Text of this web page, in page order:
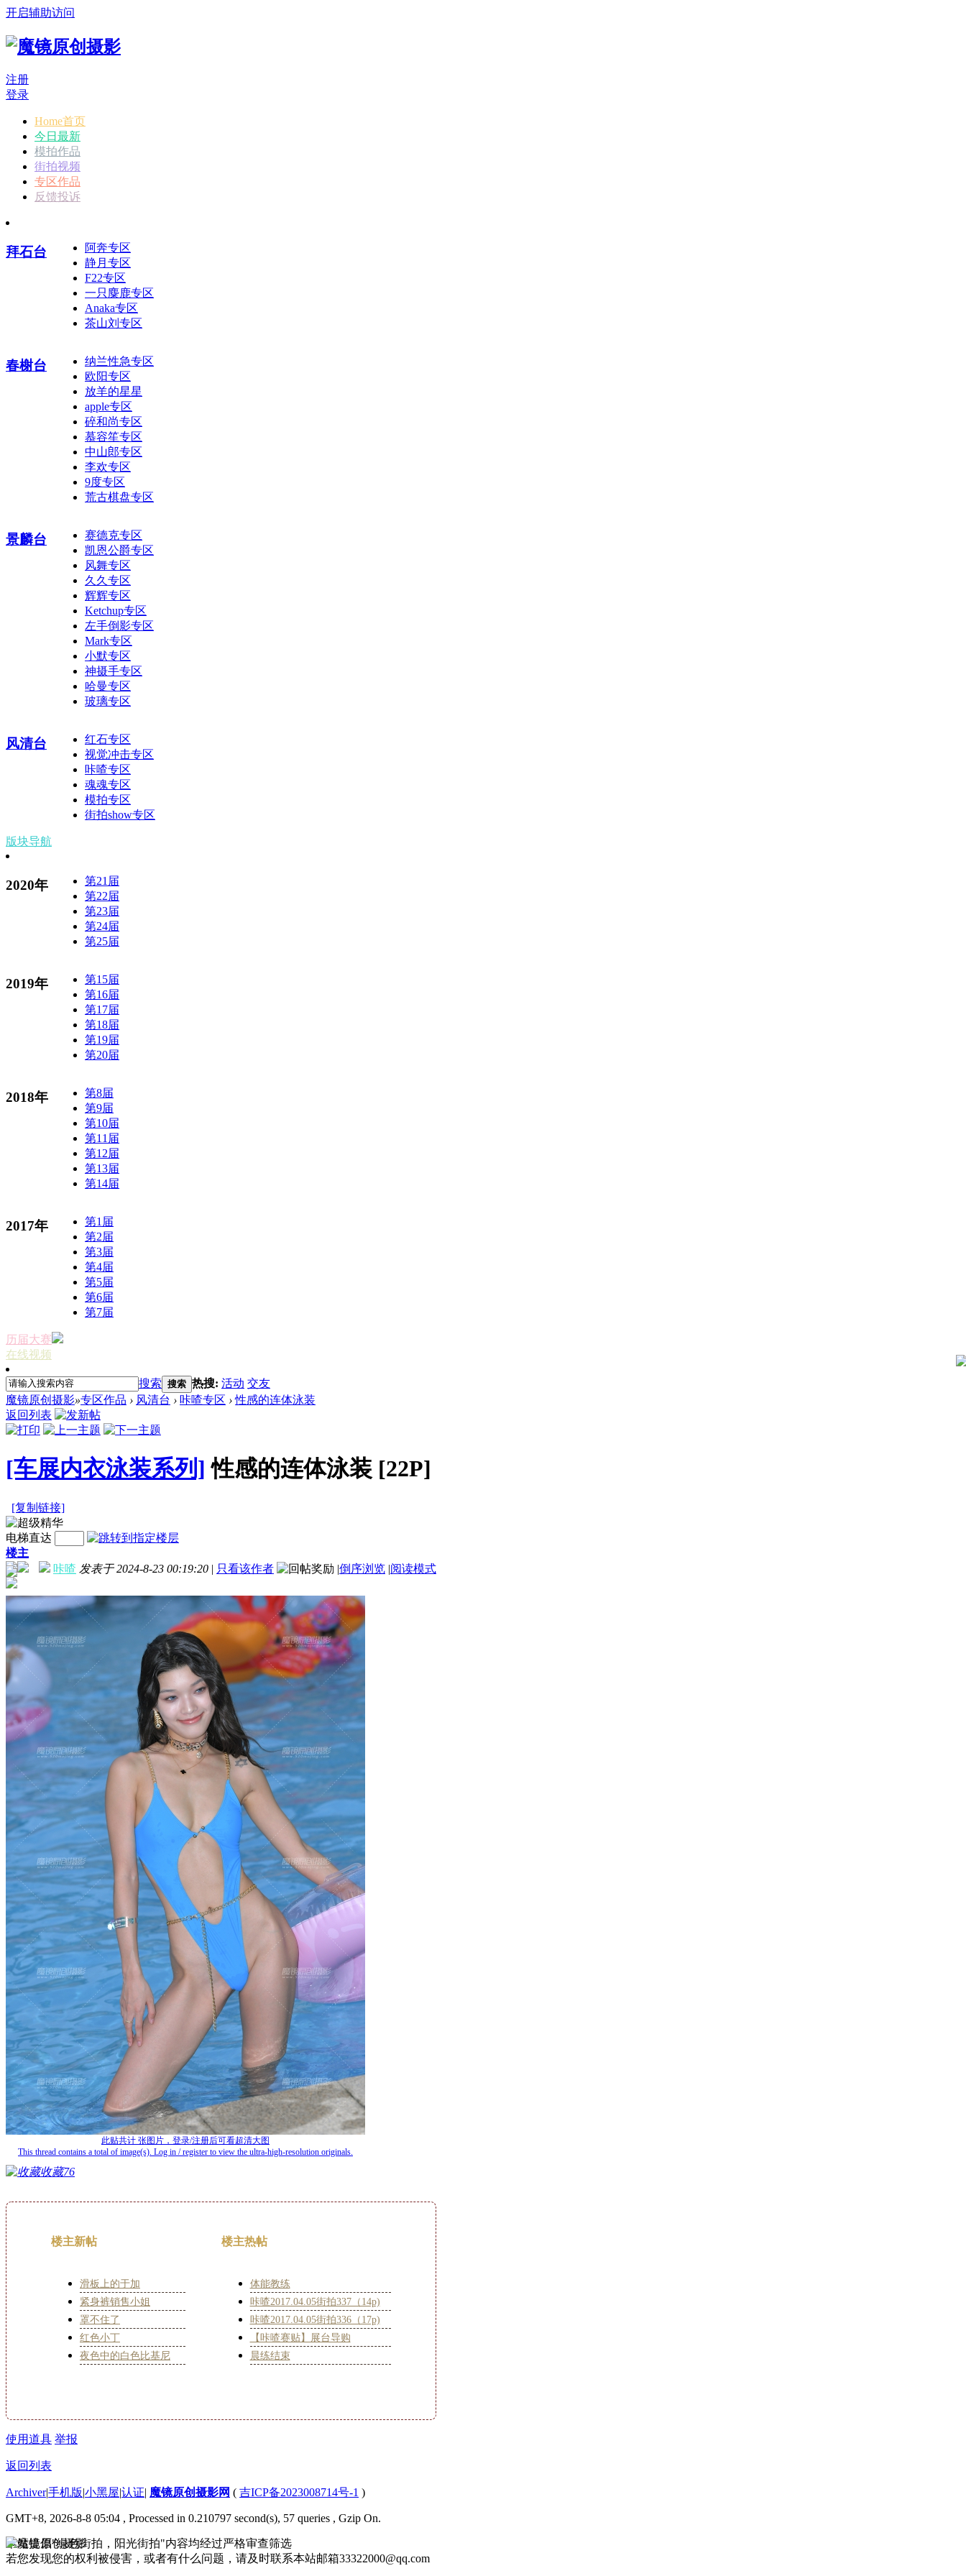
开启辅助访问
注册
登录
Home首页
今日最新
模拍作品
街拍视频
专区作品
反馈投诉
拜石台
阿奔专区
静月专区
F22专区
一只麋鹿专区
Anaka专区
茶山刘专区
春榭台
纳兰性急专区
欧阳专区
放羊的星星
apple专区
碎和尚专区
慕容笙专区
中山郎专区
李欢专区
9度专区
荒古棋盘专区
景麟台
赛德克专区
凯恩公爵专区
风舞专区
久久专区
辉辉专区
Ketchup专区
左手倒影专区
Mark专区
小默专区
神摄手专区
哈曼专区
玻璃专区
风清台
红石专区
视觉冲击专区
咔喳专区
魂魂专区
模拍专区
街拍show专区
版块导航
2020年
第21届
第22届
第23届
第24届
第25届
2019年
第15届
第16届
第17届
第18届
第19届
第20届
2018年
第8届
第9届
第10届
第11届
第12届
第13届
第14届
2017年
第1届
第2届
第3届
第4届
第5届
第6届
第7届
历届大赛
在线视频
搜索 搜索 热搜: 活动 交友
魔镜原创摄影»专区作品 › 风清台 › 咔喳专区 › 性感的连体泳装
返回列表
[车展内衣泳装系列] 性感的连体泳装 [22P]
[复制链接]
电梯直达
楼主
咔喳 发表于 2024-8-23 00:19:20 | 只看该作者 |倒序浏览 |阅读模式
此贴共计 张图片，登录/注册后可看超清大图
This thread contains a total of image(s). Log in / register to view the ultra-high-resolution originals.
收藏76
楼主新帖
滑板上的于加
紧身裤销售小姐
罩不住了
红色小丁
夜色中的白色比基尼
楼主热帖
体能教练
咔喳2017.04.05街拍337（14p)
咔喳2017.04.05街拍336（17p)
【咔喳赛贴】展台导购
晨练结束
使用道具 举报
返回列表
Archiver|手机版|小黑屋|认证| 魔镜原创摄影网 ( 吉ICP备2023008714号-1 )
GMT+8, 2026-8-8 05:04 , Processed in 0.210797 second(s), 57 queries , Gzip On.
本站提倡"绿色街拍，阳光街拍"内容均经过严格审查筛选
若您发现您的权利被侵害，或者有什么问题，请及时联系本站邮箱33322000@qq.com